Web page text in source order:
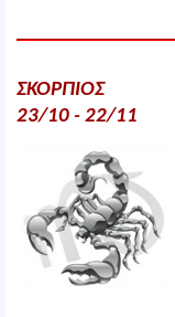
ΣΚΟΡΠΙΟΣ
23/10 - 22/11